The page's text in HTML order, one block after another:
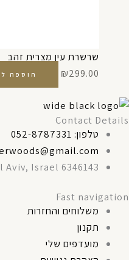
שרשרת עין מצרית זהב
₪299.00 הוספה
Contact Details
טלפון: 052-8787331
Israel 6346143
Fast navigation
משלוחים והחזרות
תקנון
מועדפים שלי